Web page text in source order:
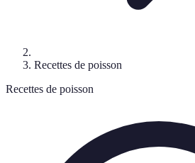
Recettes de poisson
Recettes de poisson